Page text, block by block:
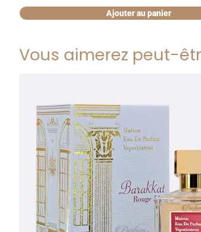
Ajouter au panier
Vous aimerez peut-